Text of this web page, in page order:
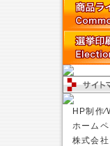
HP制作
ホーム
株式会